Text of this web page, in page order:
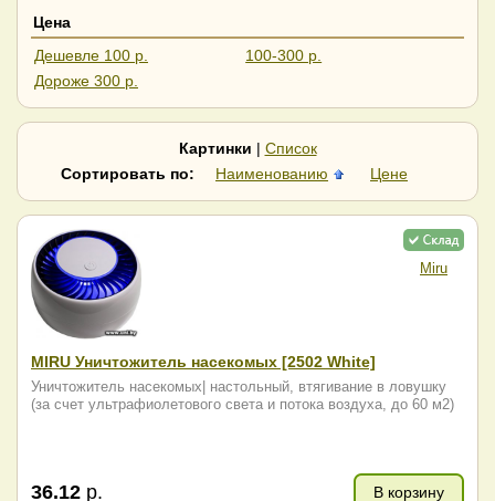
Цена
Дешевле 100 р.
100-300 р.
Дороже 300 р.
Картинки | Список
Сортировать по:
Наименованию Цене
Miru
MIRU Уничтожитель насекомых [2502 White]
Уничтожитель насекомых| настольный, втягивание в ловушку
(за счет ультрафиолетового света и потока воздуха, до 60 м2)
36.12 р. В корзину